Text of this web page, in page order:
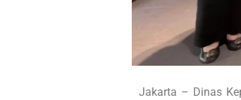
Jakarta – Dinas